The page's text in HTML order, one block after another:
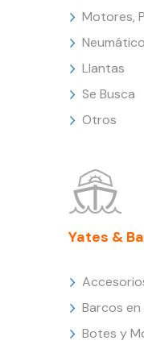
Motores,
Llantas
Se Busca
Otros
Yates &
Barcos
Botes y